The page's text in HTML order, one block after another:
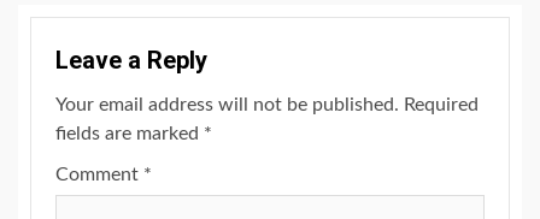
Leave a Reply
Your email address will not be published. Required
fields are marked *
Comment *